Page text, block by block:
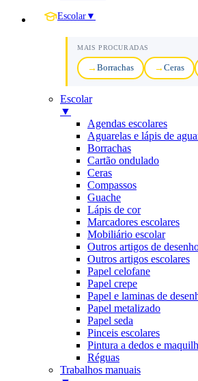
Escolar ▼
MAIS PROCURADAS
Borrachas Ceras
Escolar
▼
Agendas escolares
Aguarelas e lápis de
Borrachas
Cartão ondulado
Ceras
Compassos
Guache
Lápis de cor
Marcadores escolares
Mobiliário escolar
Outros artigos de
Outros artigos escolares
Papel celofane
Papel crepe
Papel e laminas de
Papel metalizado
Papel seda
Pinceis escolares
Pintura a dedos e
Réguas
Trabalhos manuais